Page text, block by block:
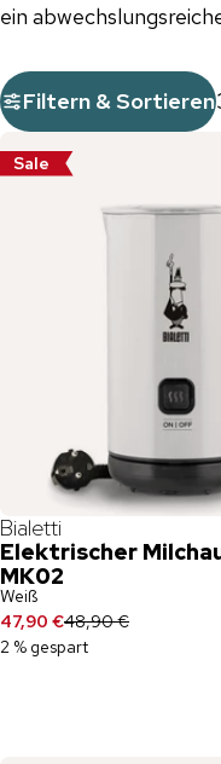
ein
Filtern & Sortieren
Sale
Bialetti
Elektrischer
MK02
Weiß
47,90 €48,90 €
2 % gespart